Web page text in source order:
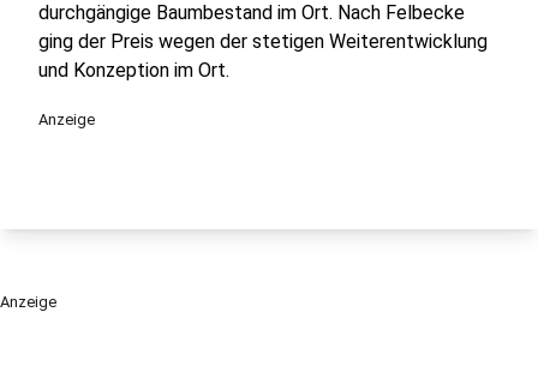
durchgängige Baumbestand im Ort. Nach Felbecke
ging der Preis wegen der stetigen Weiterentwicklung
und Konzeption im Ort.
Anzeige
Anzeige